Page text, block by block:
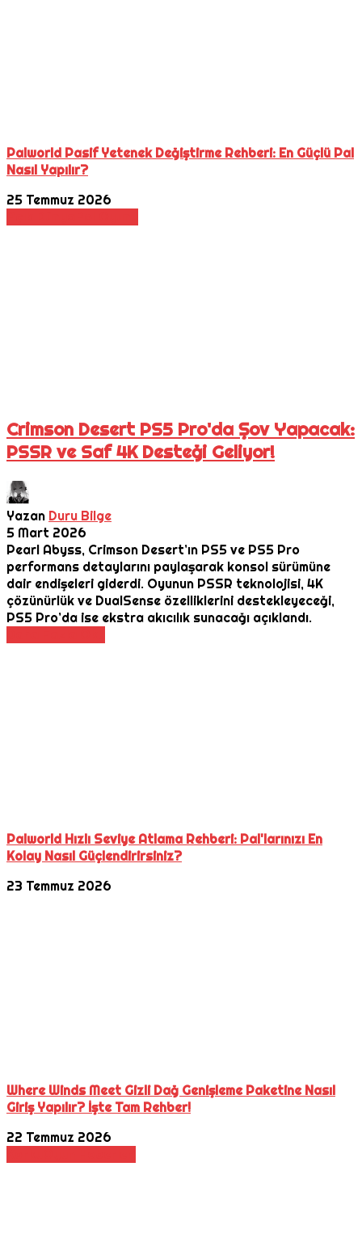
Palworld Pasif Yetenek Değiştirme Rehberi: En Güçlü Pal
Nasıl Yapılır?
25 Temmuz 2026
Crimson Desert PS5 Pro'da Şov Yapacak:
PSSR ve Saf 4K Desteği Geliyor!
Yazan Duru Bilge
5 Mart 2026
Pearl Abyss, Crimson Desert’ın PS5 ve PS5 Pro
performans detaylarını paylaşarak konsol sürümüne
dair endişeleri giderdi. Oyunun PSSR teknolojisi, 4K
çözünürlük ve DualSense özelliklerini destekleyeceği,
PS5 Pro’da ise ekstra akıcılık sunacağı açıklandı.
Palworld Hızlı Seviye Atlama Rehberi: Pal'larınızı En
Kolay Nasıl Güçlendirirsiniz?
23 Temmuz 2026
Where Winds Meet Gizli Dağ Genişleme Paketine Nasıl
Giriş Yapılır? İşte Tam Rehber!
22 Temmuz 2026